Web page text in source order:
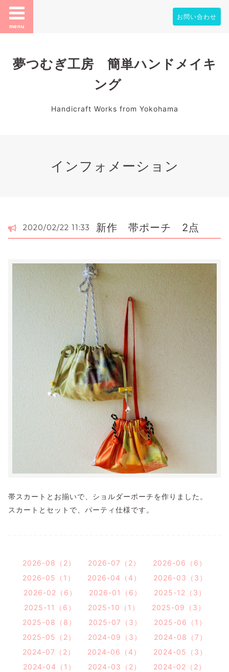
menu
お問い合わせ
夢つむぎ工房 簡単ハンドメイキ
ング
Handicraft Works from Yokohama
インフォメーション
2020/02/22 11:33 新作 帯ポーチ 2点
帯スカートとお揃いで、ショルダーポーチを作りました。
スカートとセットで、パーティ仕様です。
2026-08（2） 2026-07（2）
2026-06（6）
2026-05（1）
2026-04（4）
2026-03（3）
2026-02（6）
2026-01（6）
2025-12（3）
2025-11（6）
2025-10（1）
2025-09（3）
2025-08（8）
2025-07（3）
2025-06（1）
2025-05（2）
2024-09（3）
2024-08（7）
2024-07（2）
2024-06（4）
2024-05（3）
2024-04（1）
2024-03（2）
2024-02（2）